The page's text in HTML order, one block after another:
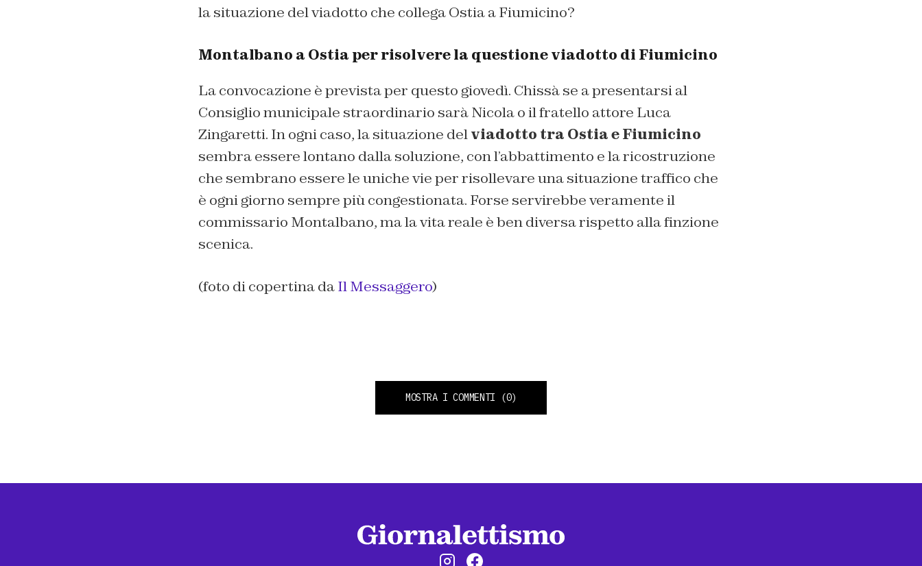
la situazione del viadotto che collega Ostia a Fiumicino?
Montalbano a Ostia per risolvere la questione viadotto di Fiumicino
La convocazione è prevista per questo giovedì. Chissà se a presentarsi al
Consiglio municipale straordinario sarà Nicola o il fratello attore Luca
Zingaretti. In ogni caso, la situazione delviadotto tra Ostia e Fiumicino
sembra essere lontano dalla soluzione, con l’abbattimento e la ricostruzione
che sembrano essere le uniche vie per risollevare una situazione traffico che
è ogni giorno sempre più congestionata. Forse servirebbe veramente il
commissario Montalbano, ma la vita reale è ben diversa rispetto alla finzione
scenica.
(foto di copertina daIl Messaggero)
MOSTRA I COMMENTI (0)